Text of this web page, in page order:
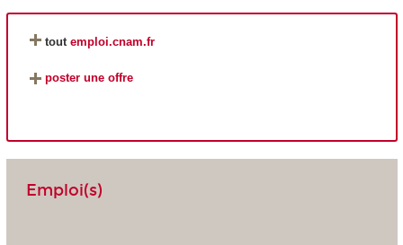
tout emploi.cnam.fr
poster une offre
Emploi(s)